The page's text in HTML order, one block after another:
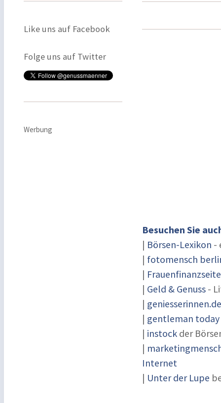
Like uns auf Facebook
Folge uns auf Twitter
Werbung
Besuchen Sie
| Börsen-Lexikon -
| fotomensch
| Frauenfinanzseite
| Geld & Genuss -
| geniesserinnen.de
| gentleman today
| instock der
|
Internet
| Unter der Lupe